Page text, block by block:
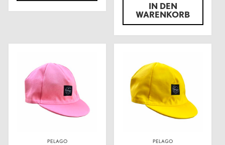
IN DEN
WARENKORB
PELAGO PELAGO